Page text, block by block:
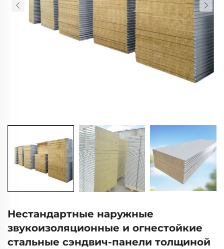
Нестандартные наружные
звукоизоляционные и огнестойкие
стальные сэндвич-панели толщиной